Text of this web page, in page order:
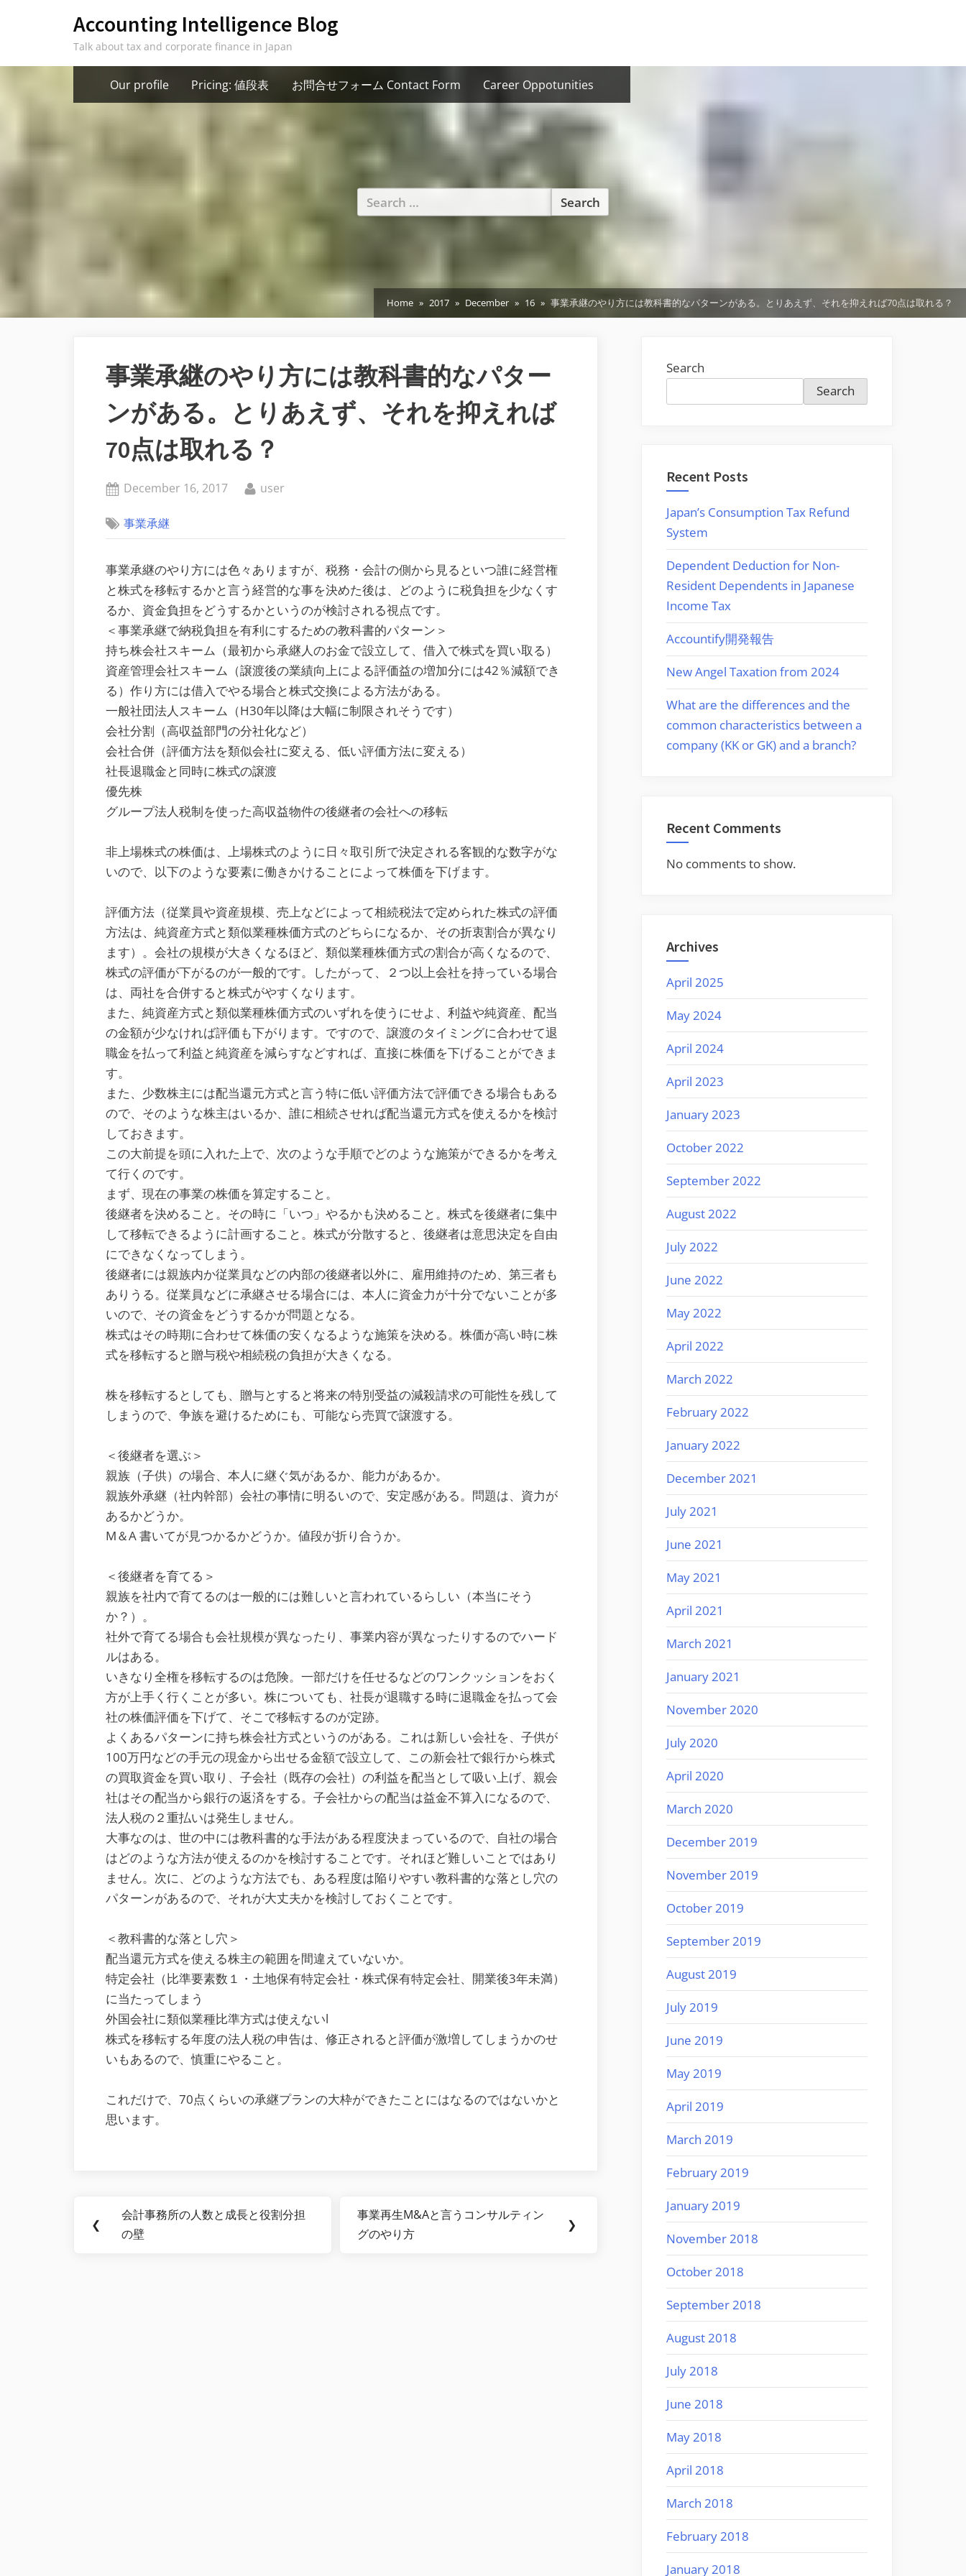
Accounting Intelligence Blog
Talk about tax and corporate finance in Japan
Our profile Pricing: 値段表 お問合せフォーム Contact Form Career Oppotunities
Search
for:
Home 2017 December 16 事業承継のやり方には教科書的なパターンがある。とりあえず、それを抑えれば70点は取れる？
事業承継のやり方には教科書的なパター
ンがある。とりあえず、それを抑えれば
70点は取れる？
Posted
December 16, 2017 By
user
事業承継
事業承継のやり方には色々ありますが、税務・会計の側から見るといつ誰に経営権
と株式を移転するかと言う経営的な事を決めた後は、どのように税負担を少なくす
るか、資金負担をどうするかというのが検討される視点です。
＜事業承継で納税負担を有利にするための教科書的パターン＞
持ち株会社スキーム（最初から承継人のお金で設立して、借入で株式を買い取る）
資産管理会社スキーム（譲渡後の業績向上による評価益の増加分には42％減額でき
る）作り方には借入でやる場合と株式交換による方法がある。
一般社団法人スキーム（H30年以降は大幅に制限されそうです）
会社分割（高収益部門の分社化など）
会社合併（評価方法を類似会社に変える、低い評価方法に変える）
社長退職金と同時に株式の譲渡
優先株
グループ法人税制を使った高収益物件の後継者の会社への移転
非上場株式の株価は、上場株式のように日々取引所で決定される客観的な数字がな
いので、以下のような要素に働きかけることによって株価を下げます。
評価方法（従業員や資産規模、売上などによって相続税法で定められた株式の評価
方法は、純資産方式と類似業種株価方式のどちらになるか、その折衷割合が異なり
ます）。会社の規模が大きくなるほど、類似業種株価方式の割合が高くなるので、
株式の評価が下がるのが一般的です。したがって、２つ以上会社を持っている場合
は、両社を合併すると株式がやすくなります。
また、純資産方式と類似業種株価方式のいずれを使うにせよ、利益や純資産、配当
の金額が少なければ評価も下がります。ですので、譲渡のタイミングに合わせて退
職金を払って利益と純資産を減らすなどすれば、直接に株価を下げることができま
す。
また、少数株主には配当還元方式と言う特に低い評価方法で評価できる場合もある
ので、そのような株主はいるか、誰に相続させれば配当還元方式を使えるかを検討
しておきます。
この大前提を頭に入れた上で、次のような手順でどのような施策ができるかを考え
て行くのです。
まず、現在の事業の株価を算定すること。
後継者を決めること。その時に「いつ」やるかも決めること。株式を後継者に集中
して移転できるように計画すること。株式が分散すると、後継者は意思決定を自由
にできなくなってしまう。
後継者には親族内か従業員などの内部の後継者以外に、雇用維持のため、第三者も
ありうる。従業員などに承継させる場合には、本人に資金力が十分でないことが多
いので、その資金をどうするかが問題となる。
株式はその時期に合わせて株価の安くなるような施策を決める。株価が高い時に株
式を移転すると贈与税や相続税の負担が大きくなる。
株を移転するとしても、贈与とすると将来の特別受益の減殺請求の可能性を残して
しまうので、争族を避けるためにも、可能なら売買で譲渡する。
＜後継者を選ぶ＞
親族（子供）の場合、本人に継ぐ気があるか、能力があるか。
親族外承継（社内幹部）会社の事情に明るいので、安定感がある。問題は、資力が
あるかどうか。
M＆A 書いてが見つかるかどうか。値段が折り合うか。
＜後継者を育てる＞
親族を社内で育てるのは一般的には難しいと言われているらしい（本当にそう
か？）。
社外で育てる場合も会社規模が異なったり、事業内容が異なったりするのでハード
ルはある。
いきなり全権を移転するのは危険。一部だけを任せるなどのワンクッションをおく
方が上手く行くことが多い。株についても、社長が退職する時に退職金を払って会
社の株価評価を下げて、そこで移転するのが定跡。
よくあるパターンに持ち株会社方式というのがある。これは新しい会社を、子供が
100万円などの手元の現金から出せる金額で設立して、この新会社で銀行から株式
の買取資金を買い取り、子会社（既存の会社）の利益を配当として吸い上げ、親会
社はその配当から銀行の返済をする。子会社からの配当は益金不算入になるので、
法人税の２重払いは発生しません。
大事なのは、世の中には教科書的な手法がある程度決まっているので、自社の場合
はどのような方法が使えるのかを検討することです。それほど難しいことではあり
ません。次に、どのような方法でも、ある程度は陥りやすい教科書的な落とし穴の
パターンがあるので、それが大丈夫かを検討しておくことです。
＜教科書的な落とし穴＞
配当還元方式を使える株主の範囲を間違えていないか。
特定会社（比準要素数１・土地保有特定会社・株式保有特定会社、開業後3年未満）
に当たってしまう
外国会社に類似業種比準方式は使えないl
株式を移転する年度の法人税の申告は、修正されると評価が激増してしまうかのせ
いもあるので、慎重にやること。
これだけで、70点くらいの承継プランの大枠ができたことにはなるのではないかと
思います。
navigation
❮
Previous
Post:
会計事務所の人数と成長と役割分担
の壁
Next
Post:
事業再生M&Aと言うコンサルティン
グのやり方
❯
Search
Search
Recent Posts
Japan’s Consumption Tax Refund
System
Dependent Deduction for Non-
Resident Dependents in Japanese
Income Tax
Accountify開発報告
New Angel Taxation from 2024
What are the differences and the
common characteristics between a
company (KK or GK) and a branch?
Recent Comments
No comments to show.
Archives
April 2025
May 2024
April 2024
April 2023
January 2023
October 2022
September 2022
August 2022
July 2022
June 2022
May 2022
April 2022
March 2022
February 2022
January 2022
December 2021
July 2021
June 2021
May 2021
April 2021
March 2021
January 2021
November 2020
July 2020
April 2020
March 2020
December 2019
November 2019
October 2019
September 2019
August 2019
July 2019
June 2019
May 2019
April 2019
March 2019
February 2019
January 2019
November 2018
October 2018
September 2018
August 2018
July 2018
June 2018
May 2018
April 2018
March 2018
February 2018
January 2018